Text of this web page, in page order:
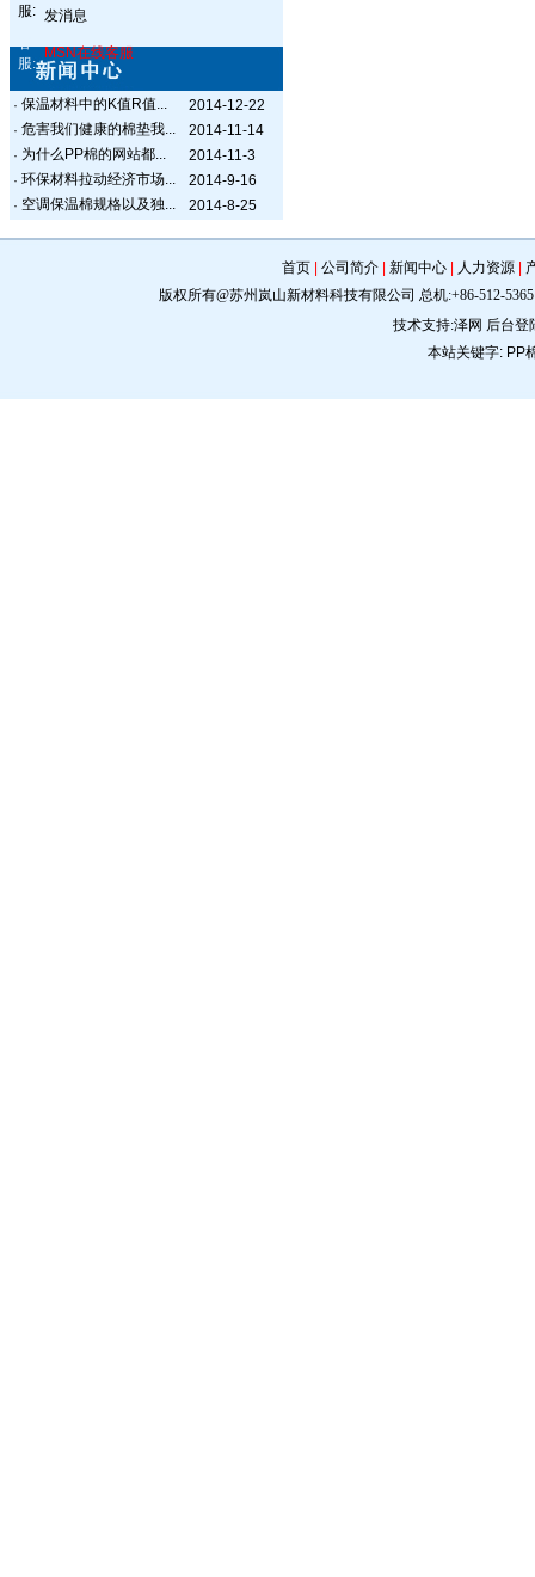
服:
客
服:
MSN在线客服
· 保温材料中的K值R值...
2014-12-22
· 危害我们健康的棉垫我...
2014-11-14
· 为什么PP棉的网站都...
2014-11-3
· 环保材料拉动经济市场...
2014-9-16
· 空调保温棉规格以及独... 2014-8-25
首页| 公司简介| 新闻中心| 人力资源|
版权所有@苏州岚山新材料科技有限公司 总机:+86-512-5365
技术支持:泽网 后台登
本站关键字: PP